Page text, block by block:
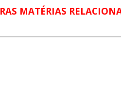
MATÉRIAS